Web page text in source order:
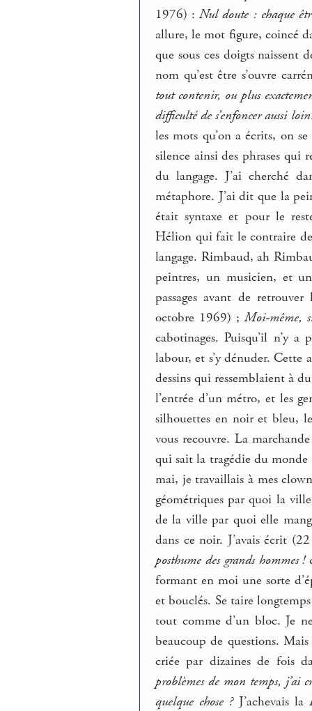
1976) :Nul doute : chaque
allure, le mot figure, coincé
que sous ces doigts naissent
nom qu’est être s’ouvre
tout contenir, ou plus
difficulté de s’enfoncer aussi loin
les mots qu’on a écrits, on
silence ainsi des phrases
du langage. J’ai cherché
métaphore. J’ai dit que la
était syntaxe et pour le
Hélion qui fait le contraire
langage. Rimbaud, ah
peintres, un musicien, et
passages avant de
octobre 1969) ;Moi-même,
cabotinages. Puisqu’il n’y
labour, et s’y dénuder. Cette
dessins qui ressemblaient à
l’entrée d’un métro, et les
silhouettes en noir et bleu,
vous recouvre. La
qui sait la tragédie du monde
mai, je travaillais à mes
géométriques par quoi la
de la ville par quoi elle
dans ce noir. J’avais écrit
posthume des grands hommes !
formant en moi une sorte
et bouclés. Se taire
tout comme d’un bloc. Je
beaucoup de questions.
criée par dizaines de fois
problèmes de mon temps, j’ai
quelque chose ?J’achevais la